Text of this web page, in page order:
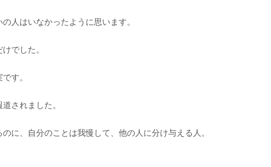
人はいなかったように思います。
でした。
す。
されました。
に、自分のことは我慢して、他の人に分け与える人。